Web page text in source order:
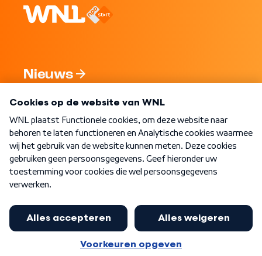
Nieuws
Nieuwsbrief
Word Lid